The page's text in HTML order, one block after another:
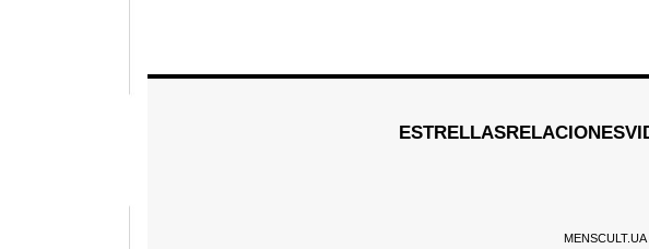
ESTRELLASRELACIONES
MENSCULT.UA